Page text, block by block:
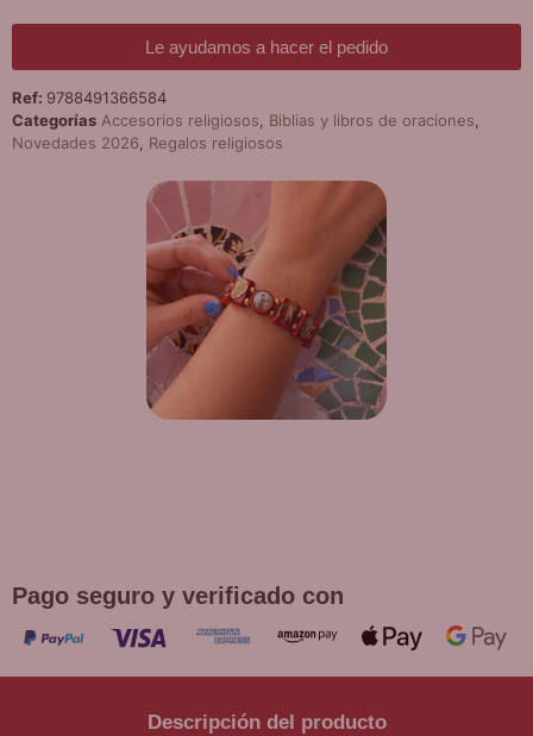
Le ayudamos a hacer el pedido
Ref: 9788491366584
Categorías Accesorios religiosos Biblias y libros de oraciones
Novedades 2026
Regalos religiosos
Pago seguro y verificado con
Descripción del producto